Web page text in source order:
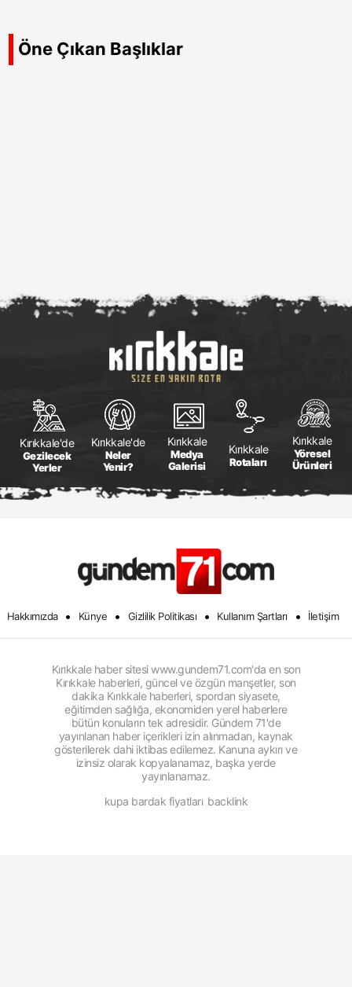
Öne Çıkan Başlıklar
Kırıkkale'de
Gezilecek
Yerler
Kırıkkale'de
Neler
Yenir?
Kırıkkale
Medya
Galerisi
Kırıkkale
Rotaları
Kırıkkale
Yöresel
Ürünleri
Hakkımızda • Künye • Gizlilik Politikası • Kullanım Şartları • İletişim
Kırıkkale haber sitesi www.gundem71.com'da en son
Kırıkkale haberleri, güncel ve özgün manşetler, son
dakika Kırıkkale haberleri, spordan siyasete,
eğitimden sağlığa, ekonomiden yerel haberlere
bütün konuların tek adresidir. Gündem 71'de
yayınlanan haber içerikleri izin alınmadan, kaynak
gösterilerek dahi iktibas edilemez. Kanuna aykırı ve
izinsiz olarak kopyalanamaz, başka yerde
yayınlanamaz.
kupa bardak fiyatları backlink